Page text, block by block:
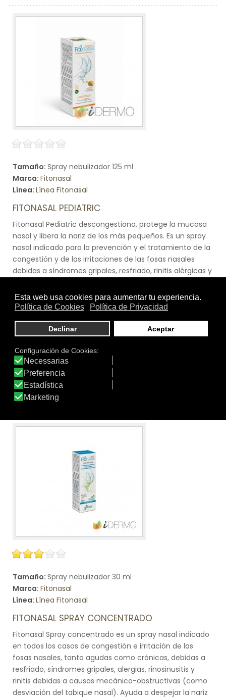
Tamaño: Spray nebulizador 125 ml
Marca: Fitonasal
Línea: Línea Fitonasal
FITONASAL PEDIATRIC
Fitonasal Pediatric descongestiona, protege la mucosa
nasal y libera la nariz de los más pequeños. Es un spray
nasal indicado para la prevención y el tratamiento de la
congestión y de las irritaciones de las fosas nasales
debidas a síndromes gripales, resfriado, rinitis alérgicas y
uso del producto favorece la respiración y facilita el
descanso nocturno de los más pequeños.Es un
biodegradable y contiene Tannisal®, complejo vegetal y
en los casos de tos por secreción retronasal. En el
lactante y en el niño, el uso del producto favorece la
respiración y facilita el descanso nocturno. Indicado en
niños desde los 6 meses de edad.
Ver producto
Tamaño: Spray nebulizador 30 ml
Marca: Fitonasal
Línea: Línea Fitonasal
FITONASAL SPRAY CONCENTRADO
Fitonasal Spray concentrado es un spray nasal indicado
en todos los casos de congestión e irritación de las
fosas nasales, tanto agudas como crónicas, debidas a
resfriado, síndromes gripales, alergias, rinosinusitis y
rinitis debidas a causas mecánico-obstructivas (como
desviación del tabique nasal). Ayuda a despejar la nariz